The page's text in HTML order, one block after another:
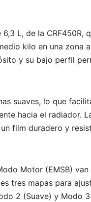
L, de la CRF450R,
kilo en una zona
y su bajo perfil
suaves, lo que
hacia el radiador.
film duradero y
Motor (EMSB) van
tres mapas para
2 (Suave) y Modo 3